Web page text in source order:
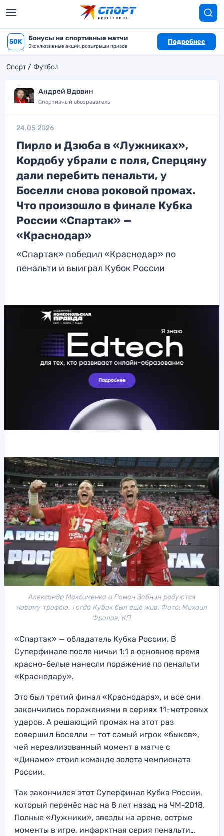
50K Бонусы на спортивные матчи
Эксклюзивные акции, розыгрыши призов
Подробнее
Спорт Футбол
Андрей Вдовин
Спортивный обозреватель
24.05.2026
Пирло и Дзюба в «Лужниках»,
Кордобу убрали с поля, Сперцяну
дали перебить пенальти, у
Боселли снова роковой промах.
Что произошло в финале Кубка
России «Спартак» —
«Краснодар»
«Спартак» победил «Краснодар» по
пенальти и выиграл Кубок России
Александр Максименко и Роман Зобнин радуются
новому трофею. Тогда Кубок был еще жив. Фото: Михаил
Фролов, КП
«Спартак» — обладатель Кубка России. В
Суперфинале после ничьи 1:1 в основное время
красно-белые нанесли поражение по пенальти
«Краснодару».
Это был третий финал «Краснодара», и все они
закончились поражениями в сериях 11-метровых
ударов. А решающий промах на этот раз
совершил Боселли — тот самый игрок «быков»,
чей нереализованный момент в матче с
«Динамо» стоил команде золота чемпионата
России.
Так закончился этот Суперфинал Кубка России,
который перенёс нас на 8 лет назад на ЧМ-2018.
Полные «Лужники», звезды на арене, острые
моменты в игре, инфарктная серия пенальти…